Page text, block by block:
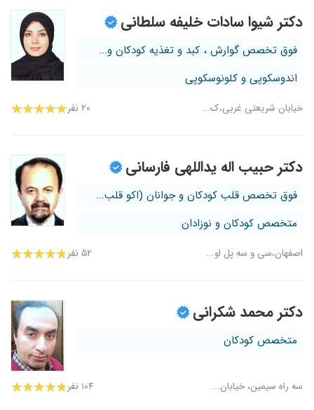
دکتر شیوا سادات خلیفه سلطانی
فوق تخصص گوارش ، کبد و تغذیه کودکان و...
اندوسکوپی و کلونوسکوپی
خیابان شریعتی غربی،ک... ۲۰ نفر
دکتر حبیب اله یداللهی فارسانی
فوق تخصص قلب کودکان و جوانان (اکو قلب...
متخصص کودکان و نوزادان
اصفهان،سی و سه پل او... ۵۲ نفر
دکتر محمد شکرانی
متخصص کودکان
سه راه سیمین، خیابان... ۱۰۴ نفر